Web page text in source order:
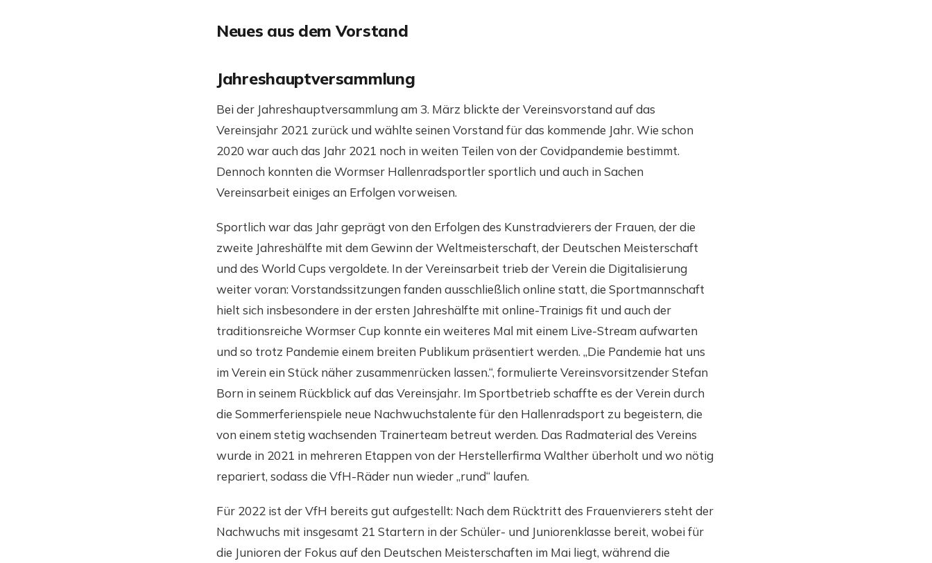
Neues aus dem Vorstand
Jahreshauptversammlung
Bei der Jahreshauptversammlung am 3. März blickte der Vereinsvorstand auf das
Vereinsjahr 2021 zurück und wählte seinen Vorstand für das kommende Jahr. Wie schon
2020 war auch das Jahr 2021 noch in weiten Teilen von der Covidpandemie bestimmt.
Dennoch konnten die Wormser Hallenradsportler sportlich und auch in Sachen
Vereinsarbeit einiges an Erfolgen vorweisen.
Sportlich war das Jahr geprägt von den Erfolgen des Kunstradvierers der Frauen, der die
zweite Jahreshälfte mit dem Gewinn der Weltmeisterschaft, der Deutschen Meisterschaft
und des World Cups vergoldete. In der Vereinsarbeit trieb der Verein die Digitalisierung
weiter voran: Vorstandssitzungen fanden ausschließlich online statt, die Sportmannschaft
hielt sich insbesondere in der ersten Jahreshälfte mit online-Trainigs fit und auch der
traditionsreiche Wormser Cup konnte ein weiteres Mal mit einem Live-Stream aufwarten
und so trotz Pandemie einem breiten Publikum präsentiert werden. „Die Pandemie hat uns
im Verein ein Stück näher zusammenrücken lassen.“, formulierte Vereinsvorsitzender Stefan
Born in seinem Rückblick auf das Vereinsjahr. Im Sportbetrieb schaffte es der Verein durch
die Sommerferienspiele neue Nachwuchstalente für den Hallenradsport zu begeistern, die
von einem stetig wachsenden Trainerteam betreut werden. Das Radmaterial des Vereins
wurde in 2021 in mehreren Etappen von der Herstellerfirma Walther überholt und wo nötig
repariert, sodass die VfH-Räder nun wieder „rund“ laufen.
Für 2022 ist der VfH bereits gut aufgestellt: Nach dem Rücktritt des Frauenvierers steht der
Nachwuchs mit insgesamt 21 Startern in der Schüler- und Juniorenklasse bereit, wobei für
die Junioren der Fokus auf den Deutschen Meisterschaften im Mai liegt, während die